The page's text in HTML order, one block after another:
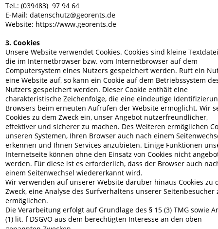
Tel.: (039483)  97 94 64
E-Mail: datenschutz@georents.de
Website: https://www.georents.de
3. Cookies
Unsere Website verwendet Cookies. Cookies sind kleine
die im Internetbrowser bzw. vom Internetbrowser auf dem
Computersystem eines Nutzers gespeichert werden. Ruft ein
eine Website auf, so kann ein Cookie auf dem Betriebssystem
Nutzers gespeichert werden. Dieser Cookie enthält eine
charakteristische Zeichenfolge, die eine eindeutige
Browsers beim erneuten Aufrufen der Website ermöglicht. Wir
Cookies zu dem Zweck ein, unser Angebot nutzerfreundlicher,
effektiver und sicherer zu machen. Des Weiteren ermöglichen
unseren Systemen, Ihren Browser auch nach einem
erkennen und Ihnen Services anzubieten. Einige Funktionen
Internetseite können ohne den Einsatz von Cookies nicht
werden. Für diese ist es erforderlich, dass der Browser auch
einem Seitenwechsel wiedererkannt wird.
Wir verwenden auf unserer Website darüber hinaus Cookies zu
Zweck, eine Analyse des Surfverhaltens unserer
ermöglichen.
Die Verarbeitung erfolgt auf Grundlage des § 15 (3) TMG sowie
(1) lit. f DSGVO aus dem berechtigten Interesse an den oben